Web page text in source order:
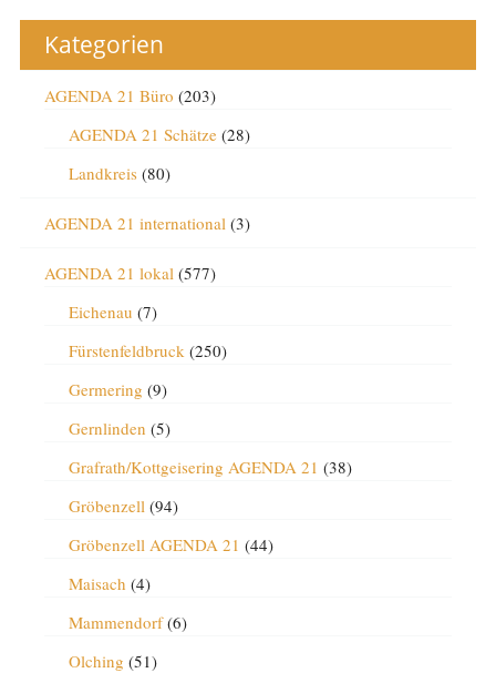
Kategorien
AGENDA 21 Büro (203)
AGENDA 21 Schätze(28)
Landkreis(80)
AGENDA 21 international(3)
AGENDA 21 lokal(577)
Eichenau (7)
Fürstenfeldbruck(250)
Germering (9)
Gernlinden (5)
Grafrath/Kottgeisering AGENDA 21 (38)
Gröbenzell(94)
Gröbenzell AGENDA 21 (44)
Maisach (4)
Mammendorf(6)
Olching (51)